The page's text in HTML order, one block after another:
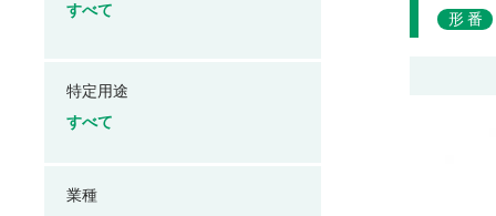
形番
すべて
特定用途
すべて
業種